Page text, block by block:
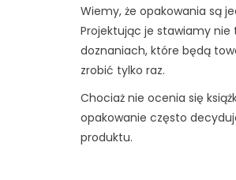
Wiemy, że opakowania są
Projektując je stawiamy nie
doznaniach, które będą
zrobić tylko raz.
Chociaż nie ocenia się
opakowanie często
produktu.